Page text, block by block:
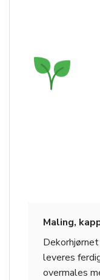
Maling,
leveres
overmales